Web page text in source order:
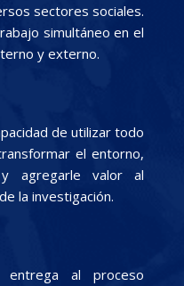
sectores sociales.
simultáneo en el
y externo.
de utilizar todo
el entorno,
agregarle valor al
la investigación.
entrega al proceso